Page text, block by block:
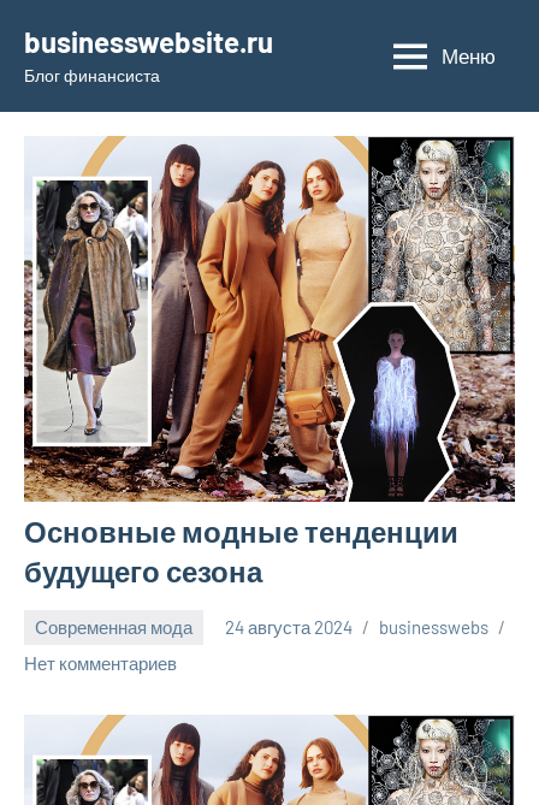
содержимому
businesswebsite.ru
Блог финансиста
Меню
Основные модные тенденции
будущего сезона
Современная мода 24 августа 2024
businesswebs
Нет комментариев